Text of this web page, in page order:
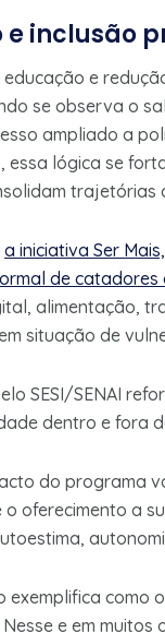
e inclusão
e
se observa o
ampliado a
essa lógica se
trajetórias
a iniciativa Ser
de
alimentação,
situação de
SESI/SENAI
dentro e fora
do programa
o oferecimento a
exemplifica
e em